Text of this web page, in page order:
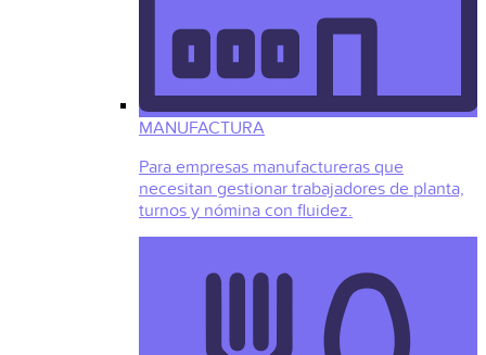
MANUFACTURA
Para empresas manufactureras que
necesitan gestionar trabajadores de planta,
turnos y nómina con fluidez.